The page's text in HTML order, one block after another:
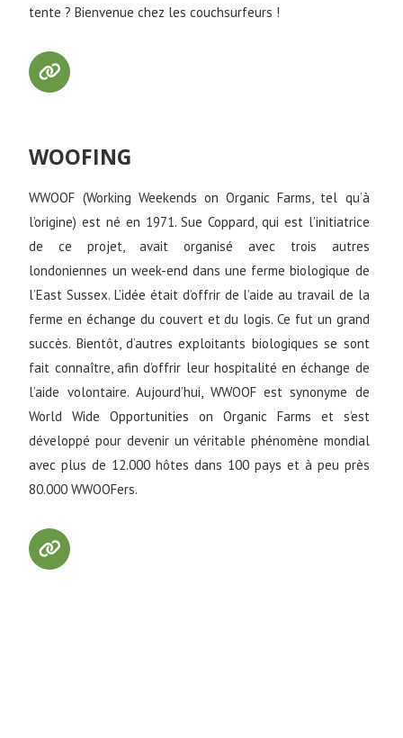
tente ? Bienvenue chez les couchsurfeurs !
WOOFING
WWOOF (Working Weekends on Organic Farms, tel qu’à
l’origine) est né en 1971. Sue Coppard, qui est l’initiatrice
de ce projet, avait organisé avec trois autres
londoniennes un week-end dans une ferme biologique de
l’East Sussex. L’idée était d’offrir de l’aide au travail de la
ferme en échange du couvert et du logis. Ce fut un grand
succès. Bientôt, d’autres exploitants biologiques se sont
fait connaître, afin d’offrir leur hospitalité en échange de
l’aide volontaire. Aujourd’hui, WWOOF est synonyme de
World Wide Opportunities on Organic Farms et s’est
développé pour devenir un véritable phénomène mondial
avec plus de 12.000 hôtes dans 100 pays et à peu près
80.000 WWOOFers.